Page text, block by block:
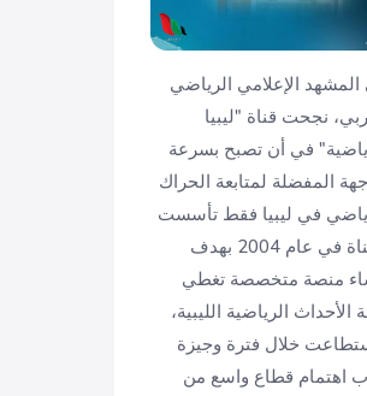
الإعلامي الرياضي
نجحت قناة "ليبيا
في أن تصبح بسرعة
المفضلة لمتابعة الحراك
في ليبيا فقط تأسست
القناة في عام 2004 بهدف
منصة متخصصة تغطي
الأحداث الرياضية الليبية،
خلال فترة وجيزة
اهتمام قطاع واسع من